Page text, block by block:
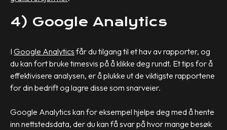
4) Google Analytics
I Google Analytics får du tilgang til et hav av rapporter, og
du kan fort bruke timesvis på å klikke deg rundt. Et tips for å
effektivisere analysen, er å plukke ut de viktigste rapportene
for din bedrift og lagre disse som snarveier.
Google Analytics kan for eksempel hjelpe deg med å hente
inn nettstedsdata, der du kan få svar på hvor mange besøk